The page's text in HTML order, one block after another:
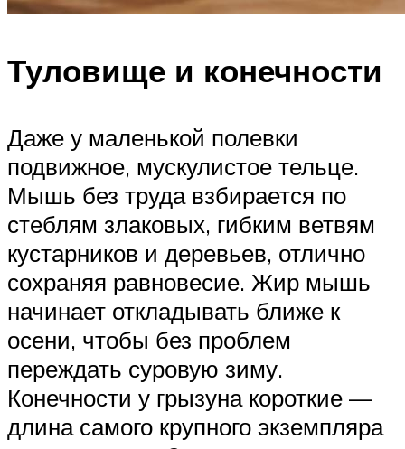
Туловище и конечности
Даже у маленькой полевки
подвижное, мускулистое тельце.
Мышь без труда взбирается по
стеблям злаковых, гибким ветвям
кустарников и деревьев, отлично
сохраняя равновесие. Жир мышь
начинает откладывать ближе к
осени, чтобы без проблем
переждать суровую зиму.
Конечности у грызуна короткие —
длина самого крупного экземпляра